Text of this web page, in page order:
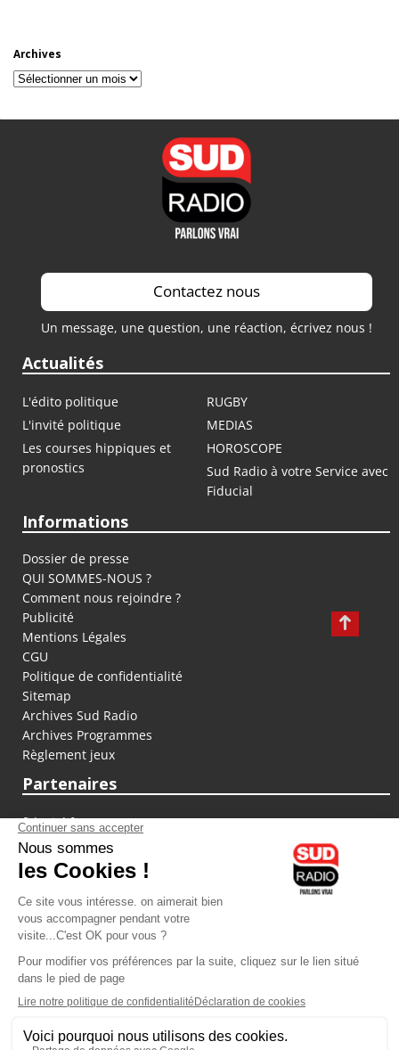
Archives
Archives
Contactez nous
Un message, une question, une réaction, écrivez nous !
Actualités
L'édito politique
RUGBY
L'invité politique
MEDIAS
Les courses hippiques et
pronostics
HOROSCOPE
Sud Radio à votre Service avec
Fiducial
Informations
Dossier de presse
QUI SOMMES-NOUS ?
Comment nous rejoindre ?
Publicité
Mentions Légales
CGU
Politique de confidentialité
Sitemap
Archives Sud Radio
Archives Programmes
Règlement jeux
Partenaires
fiducial.fr
lyoncapitale.fr
olympique-et-lyonnais.com
L'application Iphone / Android
Téléchargez l'application
Les cookies
Gestion des cookies